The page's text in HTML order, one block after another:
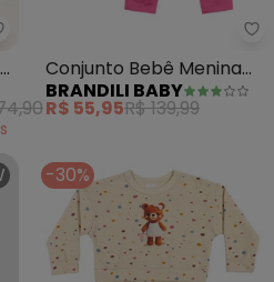
Kids - Conjunto Blusão e
Conjunto Bebê Menina
Floral(Bege)
BRANDILI BABY
R$ 55,95R$ 139,99
-30%